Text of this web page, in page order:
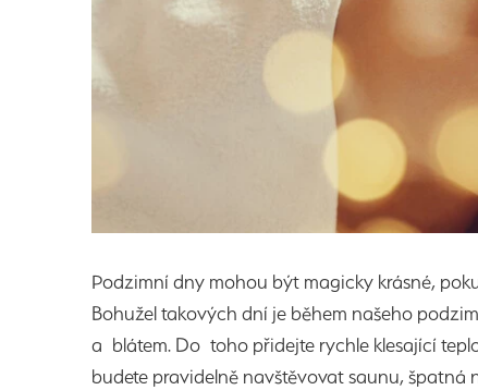
Podzimní dny mohou být magicky krásné,
Bohužel takových dní je během našeho
a blátem. Do toho přidejte rychle klesající
budete pravidelně navštěvovat saunu,